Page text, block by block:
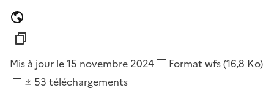
Mis à jour le 15 novembre 2024 Format wfs(16,8 Ko)
53 téléchargements